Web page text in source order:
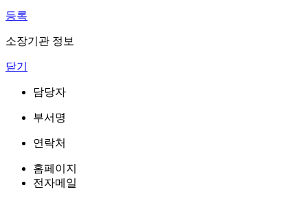
등록
소장기관 정보
닫기
담당자
부서명
연락처
홈페이지
전자메일